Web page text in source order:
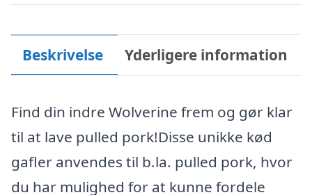
Beskrivelse Yderligere information
Find din indre Wolverine frem og gør klar
til at lave pulled pork!Disse unikke kød
gafler anvendes til b.la. pulled pork, hvor
du har mulighed for at kunne fordele